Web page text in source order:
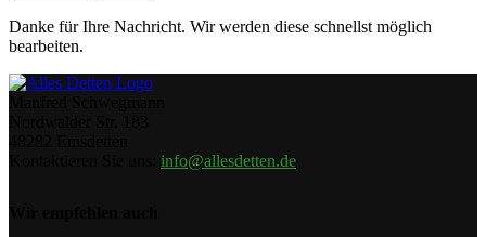
Danke für Ihre Nachricht. Wir werden diese schnellst möglich
bearbeiten.
info@allesdetten.de